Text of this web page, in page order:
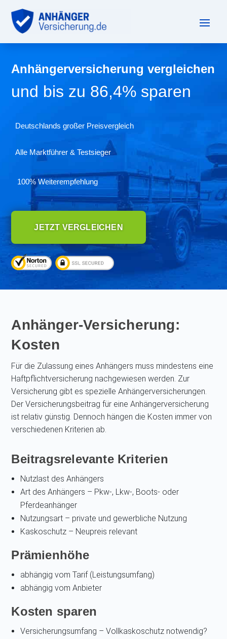
Anhängerversicherung vergleichen
und bis zu 86,4% sparen
Deutschlands großer Preisvergleich
Alle Marktführer & Testsieger
100% Weiterempfehlung
JETZT VERGLEICHEN
Anhänger-Versicherung:
Kosten
Für die Zulassung eines Anhängers muss mindestens eine
Haftpflichtversicherung nachgewiesen werden. Zur
Versicherung gibt es spezielle Anhängerversicherungen.
Der Versicherungsbeitrag für eine Anhängerversicherung
ist relativ günstig. Dennoch hängen die Kosten immer von
verschiedenen Kriterien ab.
Beitragsrelevante Kriterien
Nutzlast des Anhängers
Art des Anhängers – Pkw-, Lkw-, Boots- oder
Pferdeanhänger
Nutzungsart – private und gewerbliche Nutzung
Kaskoschutz – Neupreis relevant
Prämienhöhe
abhängig vom Tarif (Leistungsumfang)
abhängig vom Anbieter
Kosten sparen
Versicherungsumfang – Vollkaskoschutz notwendig?